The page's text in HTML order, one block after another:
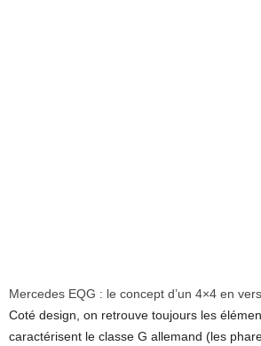
Mercedes EQG : le concept d’un 4×4 en
Coté design, on retrouve toujours les
caractérisent le classe G allemand (les